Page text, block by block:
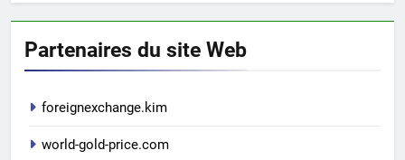
Partenaires du site Web
foreignexchange.kim
world-gold-price.com